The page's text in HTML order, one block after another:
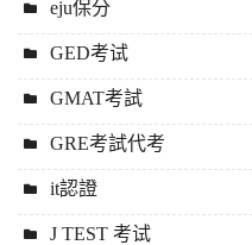
eju保分
GED考试
GMAT考試
GRE考試代考
it認證
J TEST 考试